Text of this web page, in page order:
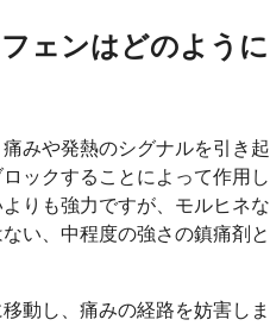
ェンはどのように
みや発熱のシグナルを引き起
ックすることによって作用し
りも強力ですが、モルヒネな
い、中程度の強さの鎮痛剤と
動し、痛みの経路を妨害しま